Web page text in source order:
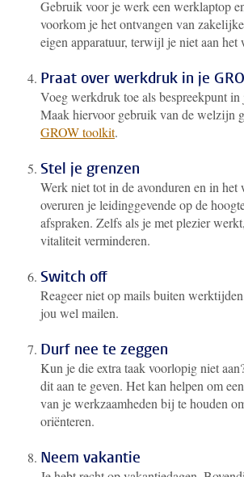
Gebruik voor je werk een werklaptop
voorkom je het ontvangen van
eigen apparatuur, terwijl je niet aan het
Praat over werkdruk in je
Voeg werkdruk toe als bespreekpunt
Maak hiervoor gebruik van de welzijn
GROW toolkit.
Stel je grenzen
Werk niet tot in de avonduren en in
overuren je leidinggevende op de
afspraken. Zelfs als je met plezier
vitaliteit verminderen.
Switch off
Reageer niet op mails buiten
jou wel mailen.
Durf nee te zeggen
Kun je die extra taak voorlopig niet
dit aan te geven. Het kan helpen om
van je werkzaamheden bij te houden
oriënteren.
Neem vakantie